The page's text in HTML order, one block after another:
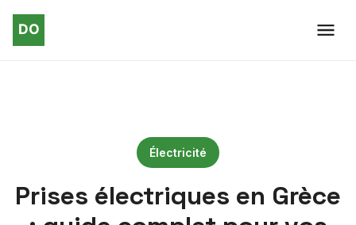
Électricité
Prises électriques en Grèce